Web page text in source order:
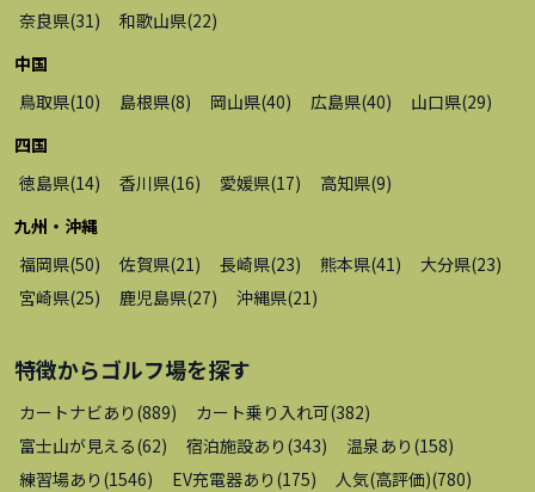
奈良県(31 ) 和歌山県(22)
中国
鳥取県(10) 島根県(8) 岡山県(40) 広島県(40) 山口県(29)
四国
徳島県(14) 香川県(16) 愛媛県(17) 高知県(9)
九州・沖縄
福岡県(50) 佐賀県(21 ) 長崎県(23) 熊本県(41 ) 大分県(23)
宮崎県(25) 鹿児島県(27) 沖縄県(21 )
特徴からゴルフ場を探す
カートナビあり (889) カート乗り入れ可(382)
富士山が見える(62) 宿泊施設あり (343) 温泉あり (158)
練習場あり (1546) EV充電器あり (175) 人気(高評価)(780)